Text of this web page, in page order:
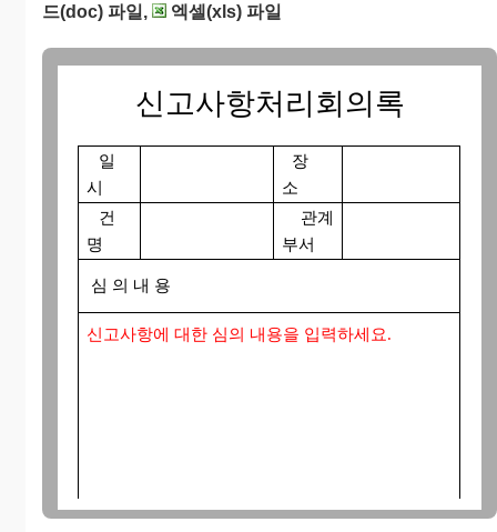
드(doc) 파일,
엑셀(xls) 파일
신고사항처리회의록
일
시
장
소
건
명
관계
부서
심 의 내 용
신고사항에 대한 심의 내용을 입력하세요.